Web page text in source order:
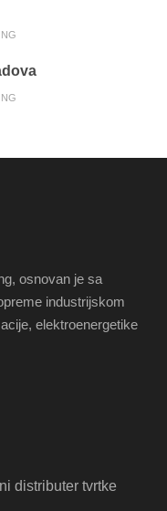
osnovan je sa
industrijskom
elektroenergetike
distributer tvrtke